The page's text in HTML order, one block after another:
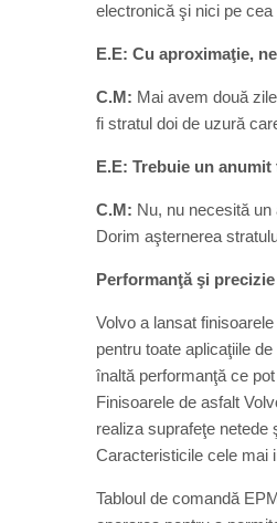
electronică şi nici pe
E.E: Cu aproximaţie,
C.M: Mai avem două
fi stratul doi de uzură
E.E: Trebuie un
C.M: Nu, nu necesită
Dorim aşternerea
Performanţă şi
Volvo a lansat
pentru toate aplicaţiile
înaltă performanţă ce
Finisoarele de asfalt
realiza suprafeţe netede
Caracteristicile cele mai
Tabloul de comandă